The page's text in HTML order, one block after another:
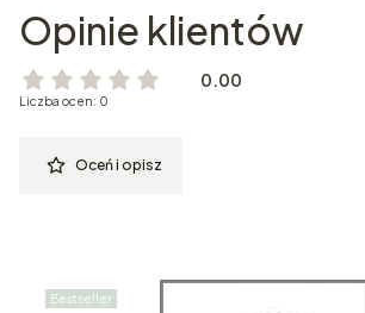
Opinie klientów
0.00
Liczba ocen: 0
Oceń i opisz
Bestseller